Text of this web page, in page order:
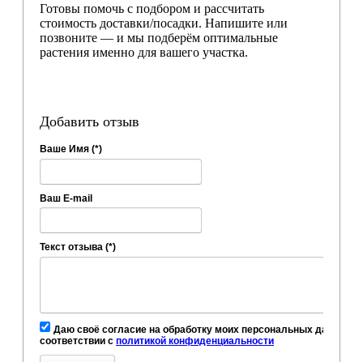
Готовы помочь с подбором и рассчитать
стоимость доставки/посадки. Напишите или
позвоните — и мы подберём оптимальные
растения именно для вашего участка.
Добавить отзыв
Ваше Имя (*)
Ваш E-mail
Текст отзыва (*)
Даю своё согласие на обработку моих персональных данных, в
соответствии с политикой конфиденциальности